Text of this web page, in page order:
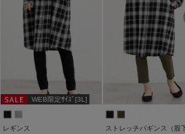
WEB限定ｻｲｽﾞ[3L]
レギンス